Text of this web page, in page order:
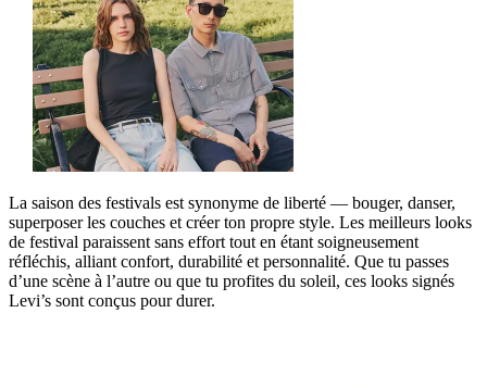
La saison des festivals est synonyme de liberté — bouger, danser,
superposer les couches et créer ton propre style. Les meilleurs looks
de festival paraissent sans effort tout en étant soigneusement
réfléchis, alliant confort, durabilité et personnalité. Que tu passes
d’une scène à l’autre ou que tu profites du soleil, ces looks signés
Levi’s sont conçus pour durer.